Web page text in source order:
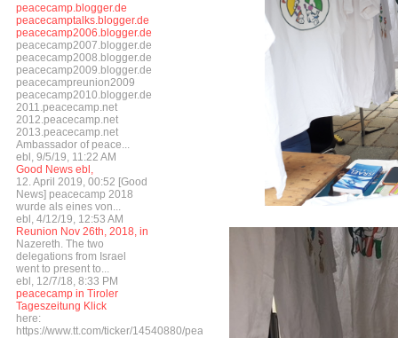
peacecamp.blogger.de
peacecamptalks.blogger.de
peacecamp2006.blogger.de
peacecamp2007.blogger.de
peacecamp2008.blogger.de
peacecamp2009.blogger.de
peacecampreunion2009
peacecamp2010.blogger.de
2011.peacecamp.net
2012.peacecamp.net
2013.peacecamp.net
Ambassador of peace...
ebl, 9/5/19, 11:22 AM
Good News ebl,
12. April 2019, 00:52 [Good
News] peacecamp 2018
wurde als eines von...
ebl, 4/12/19, 12:53 AM
Reunion Nov 26th, 2018, in
Nazereth. The two
delegations from Israel
went to present to...
ebl, 12/7/18, 8:33 PM
peacecamp in Tiroler
Tageszeitung Klick
here:
https://www.tt.com/ticker/14540880/peacecamp-